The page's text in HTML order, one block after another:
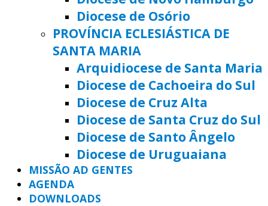
Diocese de Osório
PROVÍNCIA ECLESIÁSTICA DE
SANTA MARIA
Arquidiocese de Santa Maria
Diocese de Cachoeira do Sul
Diocese de Cruz Alta
Diocese de Santa Cruz do Sul
Diocese de Santo Ângelo
Diocese de Uruguaiana
MISSÃO AD GENTES
AGENDA
DOWNLOADS